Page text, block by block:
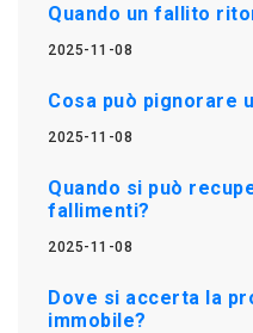
Quando un fallito
2025-11-08
Cosa può pignorare
2025-11-08
Quando si può
fallimenti?
2025-11-08
Dove si accerta la
immobile?